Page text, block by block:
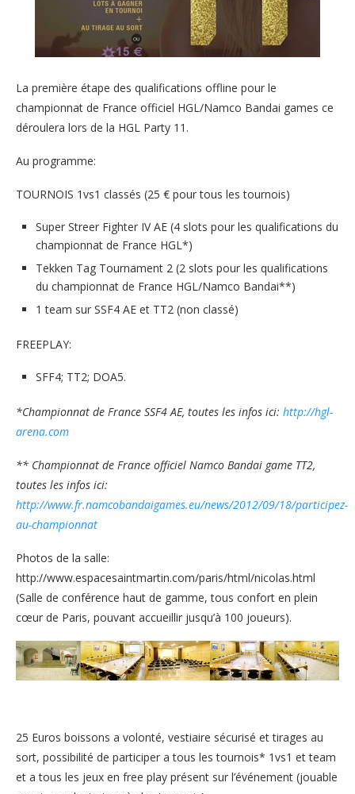
La première étape des qualifications offline pour le
championnat de France officiel HGL/Namco Bandai games ce
déroulera lors de la HGL Party 11.
Au programme:
TOURNOIS 1vs1 classés (25 € pour tous les tournois)
Super Streer Fighter IV AE (4 slots pour les qualifications du
championnat de France HGL*)
Tekken Tag Tournament 2 (2 slots pour les qualifications
du championnat de France HGL/Namco Bandai**)
1 team sur SSF4 AE et TT2 (non classé)
FREEPLAY:
SFF4; TT2; DOA5.
*Championnat de France SSF4 AE, toutes les infos ici: http://hgl-
arena.com
** Championnat de France officiel Namco Bandai game TT2,
toutes les infos ici:
http://www.fr.namcobandaigames.eu/news/2012/09/18/participez-
au-championnat
Photos de la salle:
http://www.espacesaintmartin.com/paris/html/nicolas.html
(Salle de conférence haut de gamme, tous confort en plein
cœur de Paris, pouvant accueillir jusqu’à 100 joueurs).
25 Euros boissons a volonté, vestiaire sécurisé et tirages au
sort, possibilité de participer a tous les tournois* 1vs1 et team
et a tous les jeux en free play présent sur l’événement (jouable